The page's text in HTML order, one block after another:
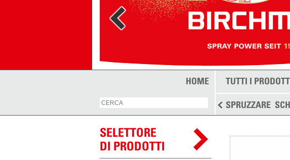
HOME TUTTI I
SPRUZZARE
SELETTORE
DI PRODOTTI